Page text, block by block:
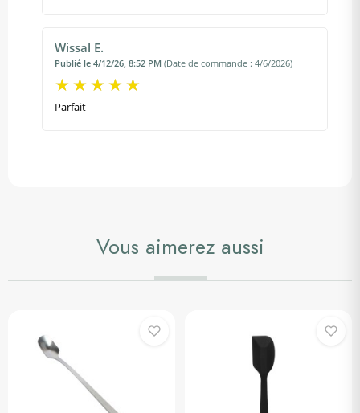
Wissal E.
Publié le 4/12/26, 8:52 PM (Date de commande : 4/6/2026)
Parfait
Vous aimerez aussi